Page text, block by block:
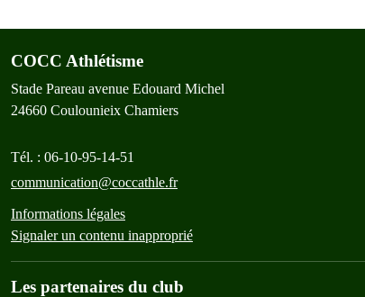
COCC Athlétisme
Stade Pareau avenue Edouard Michel
24660 Coulounieix Chamiers
Tél. : 06-10-95-14-51
communication@coccathle.fr
Informations légales
Signaler un contenu inapproprié
Les partenaires du club